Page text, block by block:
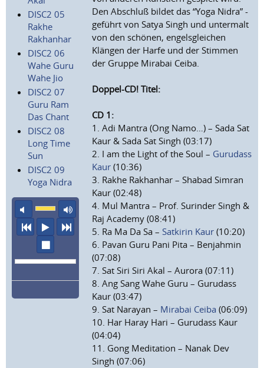
DISC2 05
Rakhe
Rakhanhar
DISC2 06
Wahe Guru
Wahe Jio
DISC2 07
Guru Ram
Das Chant
DISC2 08
Long Time
Sun
DISC2 09
Yoga Nidra
Ton aus
maximale Laustärke
vorheriger Titel
Abspielennächster Titel
Wiedergabe stoppen
Den Abschluß bildet das “Yoga Nidra” -
geführt von Satya Singh und untermalt
von den schönen, engelsgleichen
Klängen der Harfe und der Stimmen
der Gruppe Mirabai Ceiba.
Doppel-CD! Titel:
CD 1:
1. Adi Mantra (Ong Namo…) – Sada Sat
Kaur & Sada Sat Singh (03:17)
2. I am the Light of the Soul – Gurudass
Kaur (10:36)
3. Rakhe Rakhanhar – Shabad Simran
Kaur (02:48)
4. Mul Mantra – Prof. Surinder Singh &
Raj Academy (08:41)
5. Ra Ma Da Sa – Satkirin Kaur (10:20)
6. Pavan Guru Pani Pita – Benjahmin
(07:08)
7. Sat Siri Siri Akal – Aurora (07:11)
8. Ang Sang Wahe Guru – Gurudass
Kaur (03:47)
9. Sat Narayan – Mirabai Ceiba (06:09)
10. Har Haray Hari – Gurudass Kaur
(04:04)
11. Gong Meditation – Nanak Dev
Singh (07:06)